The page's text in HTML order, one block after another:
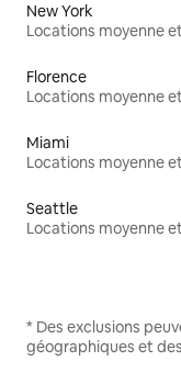
New York
Florence
Miami
Seattle
* Des exclusions
géographiques et